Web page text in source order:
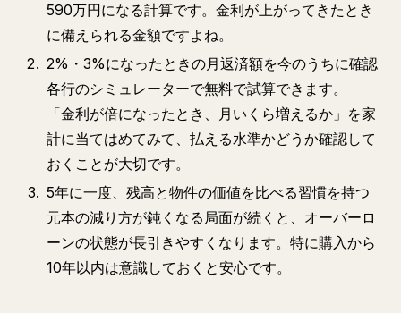
590万円になる計算です。金利が上がってきたとき
に備えられる金額ですよね。
2%・3%になったときの月返済額を今のうちに確認
各行のシミュレーターで無料で試算できます。
「金利が倍になったとき、月いくら増えるか」を家
計に当てはめてみて、払える水準かどうか確認して
おくことが大切です。
5年に一度、残高と物件の価値を比べる習慣を持つ
元本の減り方が鈍くなる局面が続くと、オーバーロ
ーンの状態が長引きやすくなります。特に購入から
10年以内は意識しておくと安心です。